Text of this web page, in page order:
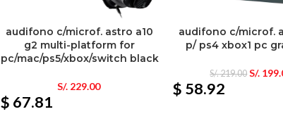
audifono c/microf. astro a10
g2 multi-platform for
pc/mac/ps5/xbox/switch black
S/.229.00
$ 67.81
audifono c/microf.
p/ ps4 xbox1 pc
S/.219.00 S/.
$ 58.92